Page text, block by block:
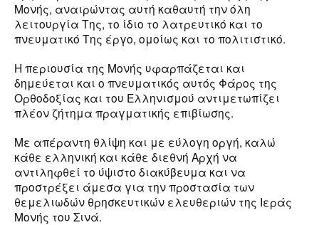
Μονής, αναιρώντας αυτή καθαυτή την όλη
λειτουργία Της, το ίδιο το λατρευτικό και το
πνευματικό Της έργο, ομοίως και το πολιτιστικό.
Η περιουσία της Μονής υφαρπάζεται και
δημεύεται και ο πνευματικός αυτός Φάρος της
Ορθοδοξίας και του Ελληνισμού αντιμετωπίζει
πλέον ζήτημα πραγματικής επιβίωσης.
Με απέραντη θλίψη και με εύλογη οργή, καλώ
κάθε ελληνική και κάθε διεθνή Αρχή να
αντιληφθεί το ύψιστο διακύβευμα και να
προστρέξει άμεσα για την προστασία των
θεμελιωδών θρησκευτικών ελευθεριών της Ιεράς
Μονής του Σινά.